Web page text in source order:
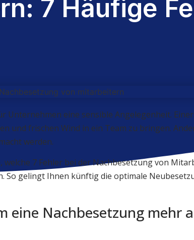
7 Häufige
Unternehmen eine sensible Angelegenheit.
und frischen Wind in ein Team zu bringen.
werden.
7 Fehler bei der Nachbesetzung von
So gelingt Ihnen künftig die optimale
eine Nachbesetzung mehr